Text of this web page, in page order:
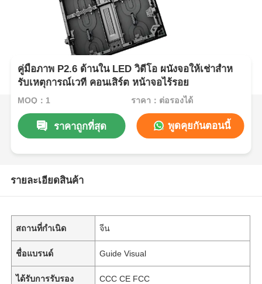
คู่มือภาพ P2.6 ด้านใน LED วิดีโอ ผนังจอให้เช่าสําห
รับเหตุการณ์เวที คอนเสิร์ต หน้าจอไร้รอย
MOQ：1 ราคา：ต่อรองได้
ราคาถูกที่สุด พูดคุยกันตอนนี้
รายละเอียดสินค้า
สถานที่กำเนิด จีน
ชื่อแบรนด์ Guide Visual
ได้รับการรับรอง CCC CE FCC